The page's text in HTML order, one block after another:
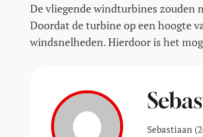
De vliegende windturbines zouden
Doordat de turbine op een hoogte
windsnelheden. Hierdoor is het
Sebastiaan